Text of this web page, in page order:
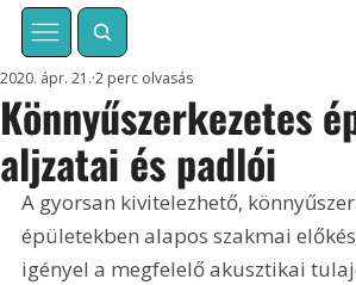
Könnyűszerkezetes
aljzatai és padlói
2020. ápr. 21. 2 perc olvasás
A gyorsan kivitelezhető,
épületekben alapos szakmai
igényel a megfelelő akusztikai